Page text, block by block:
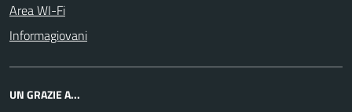
Area WI-Fi
Informagiovani
UN GRAZIE A...